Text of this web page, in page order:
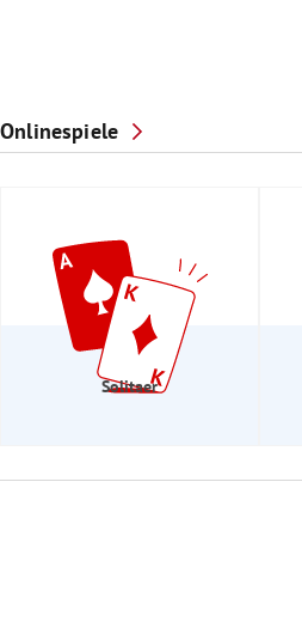
Onlinespiele
Solitaer